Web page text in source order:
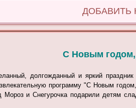
ДОБАВИТЬ
С Новым
долгожданный и яркий
программу "С Новым
Мороз и Снегурочка подарили детям